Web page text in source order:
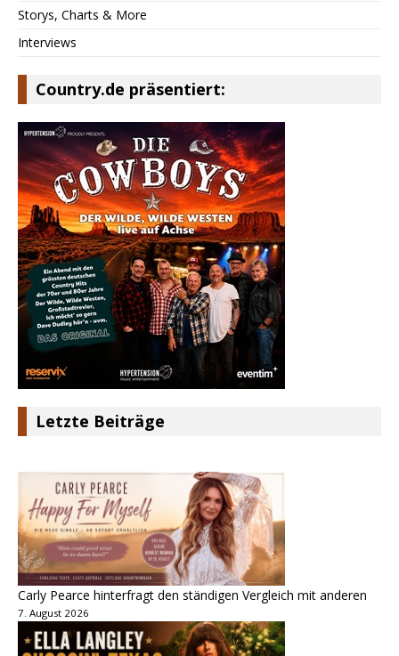
Storys, Charts & More
Interviews
Country.de präsentiert:
Letzte Beiträge
Carly Pearce hinterfragt den ständigen Vergleich mit anderen
7. August 2026